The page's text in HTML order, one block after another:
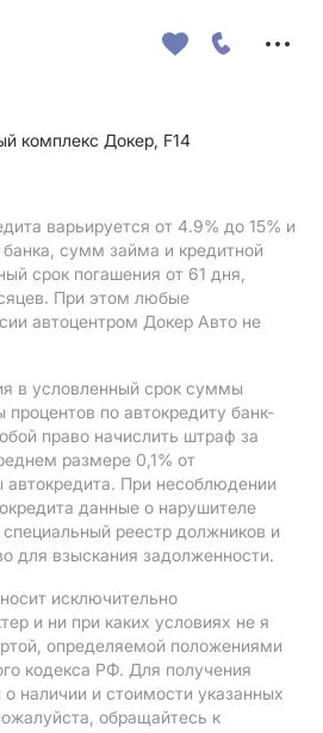
комплекс Докер, F14
варьируется от 4.9% до 15% и
банка, сумм займа и кредитной
срок погашения от 61 дня,
При этом любые
автоцентром Докер Авто не
в условленный срок суммы
по автокредиту банк-
право начислить штраф за
размере 0,1% от
При несоблюдении
данные о нарушителе
реестр должников и
для взыскания задолженности.
исключительно
и ни при каких условиях не я
определяемой положениями
кодекса РФ. Для получения
наличии и стоимости указанных
обращайтесь к